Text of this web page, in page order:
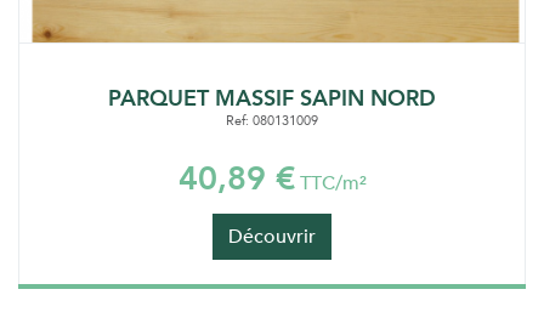
PARQUET MASSIF SAPIN NORD
Ref: 080131009
40,89 € TTC/m²
Découvrir